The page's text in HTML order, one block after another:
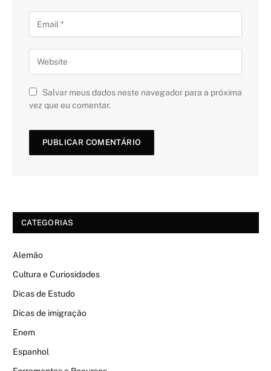
Salvar meus dados neste navegador para a próxima
vez que eu comentar.
CATEGORIAS
Alemão
Cultura e Curiosidades
Dicas de Estudo
Dicas de imigração
Enem
Espanhol